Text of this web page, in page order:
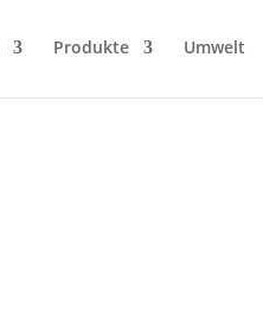
Produkte Umwelt